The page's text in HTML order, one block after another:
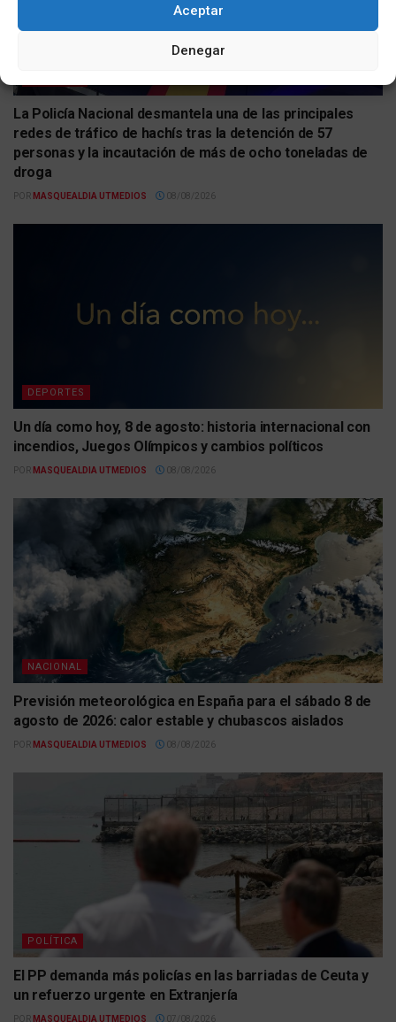
Aceptar
Denegar
La Policía Nacional desmantela una de las principales
redes de tráfico de hachís tras la detención de 57
personas y la incautación de más de ocho toneladas de
droga
POR MASQUEALDIA UTMEDIOS 08/08/2026
DEPORTES
Un día como hoy, 8 de agosto: historia internacional con
incendios, Juegos Olímpicos y cambios políticos
POR MASQUEALDIA UTMEDIOS 08/08/2026
NACIONAL
Previsión meteorológica en España para el sábado 8 de
agosto de 2026: calor estable y chubascos aislados
POR MASQUEALDIA UTMEDIOS 08/08/2026
POLÍTICA
El PP demanda más policías en las barriadas de Ceuta y
un refuerzo urgente en Extranjería
POR MASQUEALDIA UTMEDIOS 07/08/2026